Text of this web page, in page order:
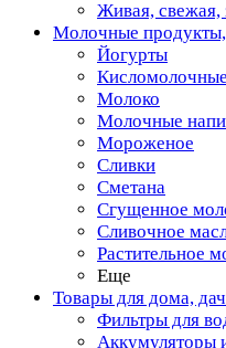
Живая,
Молочные
Йогурты
Молоко
Молочные
Мороженое
Сливки
Сметана
Сгущенное
Сливочное
Растительное
Еще
Товары для дома,
Фильтры для
Аккумуляторы